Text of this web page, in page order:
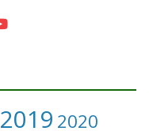
2019 2020